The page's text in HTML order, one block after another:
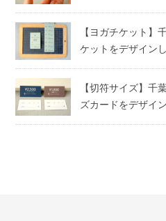
【ヨガチケット】
ケットをデザイン
【切符サイズ】千
ズカードをデザイ